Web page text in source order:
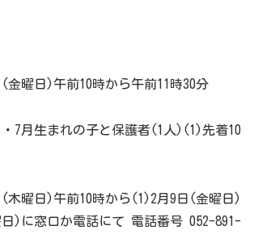
曜日)午前10時から午前11時30分
7月生まれの子と保護者(1人)(1)先着10
木曜日)午前10時から(1)2月9日(金曜日)
)に窓口か電話にて 電話番号 052-891-